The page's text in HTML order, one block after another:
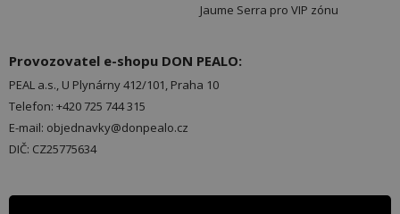
Jaume Serra pro VIP zónu
Provozovatel e-shopu DON PEALO:
PEAL a.s., U Plynárny 412/101, Praha 10
Telefon: +420 725 744 315
E-mail: objednavky@donpealo.cz
DIČ: CZ25775634